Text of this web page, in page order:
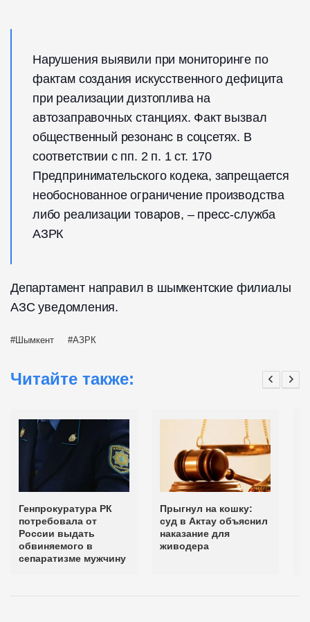
Нарушения выявили при мониторинге по
фактам создания искусственного дефицита
при реализации дизтоплива на
автозаправочных станциях. Факт вызвал
общественный резонанс в соцсетях. В
соответствии с пп. 2 п. 1 ст. 170
Предпринимательского кодека, запрещается
необоснованное ограничение производства
либо реализации товаров, – пресс-служба
АЗРК
Департамент направил в шымкентские филиалы
АЗС уведомления.
Шымкент АЗРК
Читайте также:
Генпрокуратура РК
потребовала от
России выдать
обвиняемого в
сепаратизме мужчину
Прыгнул на кошку:
суд в Актау объяснил
наказание для
живодера